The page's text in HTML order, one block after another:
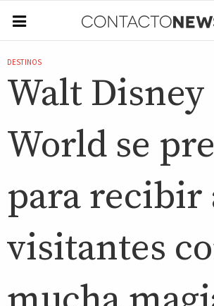
DESTINOS
Walt Disney
World se
para recibir
visitantes